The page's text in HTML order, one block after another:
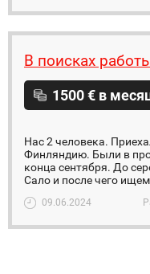
В поисках
1500 € в
Нас 2 человека.
Финляндию. Были в
конца сентября. До
Сало и после чего
09.06.2024